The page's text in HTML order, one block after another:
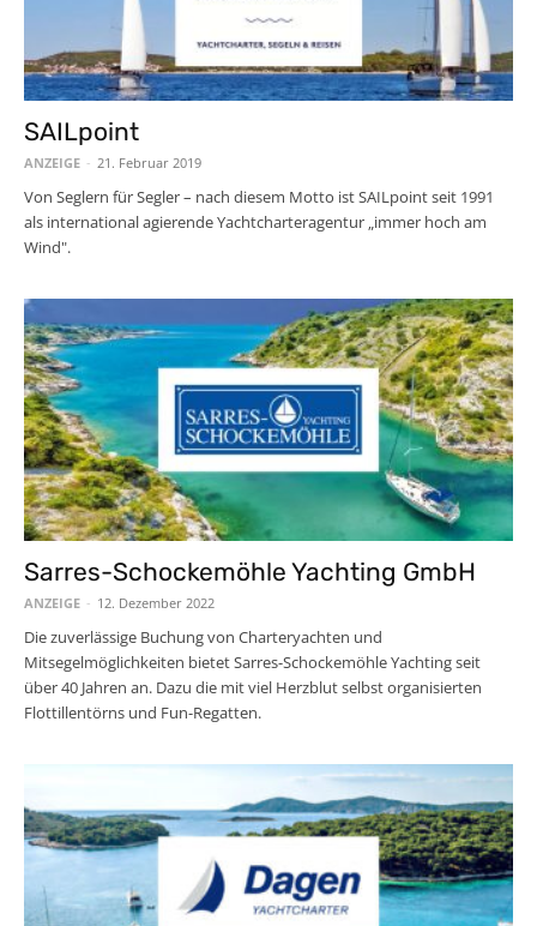
SAILpoint
ANZEIGE - 21. Februar 2019
Von Seglern für Segler – nach diesem Motto ist SAILpoint seit 1991
als international agierende Yachtcharteragentur „immer hoch am
Wind".
Sarres-Schockemöhle Yachting GmbH
ANZEIGE - 12. Dezember 2022
Die zuverlässige Buchung von Charteryachten und
Mitsegelmöglichkeiten bietet Sarres-Schockemöhle Yachting seit
über 40 Jahren an. Dazu die mit viel Herzblut selbst organisierten
Flottillentörns und Fun-Regatten.